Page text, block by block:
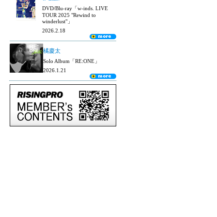
DVD/Blu-ray「w-inds. LIVE
TOUR 2025 "Rewind to
winderlust"」
2026.2.18
橘慶太
Solo Album「RE:ONE」
2026.1.21